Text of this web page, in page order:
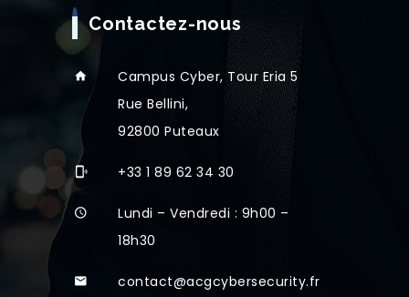
Contactez-nous
Campus Cyber, Tour Eria 5
Rue Bellini,
92800 Puteaux
+33 1 89 62 34 30
Lundi – Vendredi : 9h00 –
18h30
contact@acgcybersecurity.fr